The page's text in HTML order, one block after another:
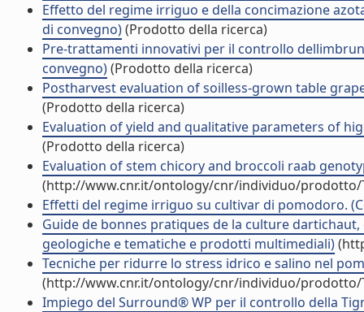
Effetto del regime irriguo e della concimazione
di convegno)(Prodotto della ricerca)
Pre-trattamenti innovativi per il controllo
convegno)(Prodotto della ricerca)
Postharvest evaluation of soilless-grown table
(Prodotto della ricerca)
Evaluation of yield and qualitative parameters of
(Prodotto della ricerca)
Evaluation of stem chicory and broccoli raab
(http://www.cnr.it/ontology/cnr/individuo/prodotto/
Effetti del regime irriguo su cultivar di pomodoro.
Guide de bonnes pratiques de la culture
geologiche e tematiche e prodotti multimediali)
Tecniche per ridurre lo stress idrico e salino nel
(http://www.cnr.it/ontology/cnr/individuo/prodotto/
Impiego del Surround® WP per il controllo della